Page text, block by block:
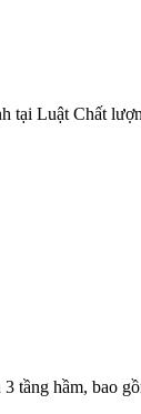
Luật Chất
tầng hầm, bao